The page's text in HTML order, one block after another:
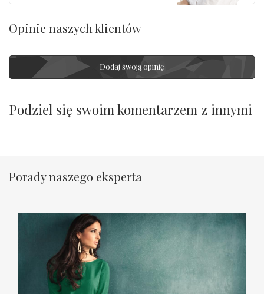
Opinie naszych klientów
Dodaj swoją opinię
Podziel się swoim komentarzem z innymi
Porady naszego eksperta